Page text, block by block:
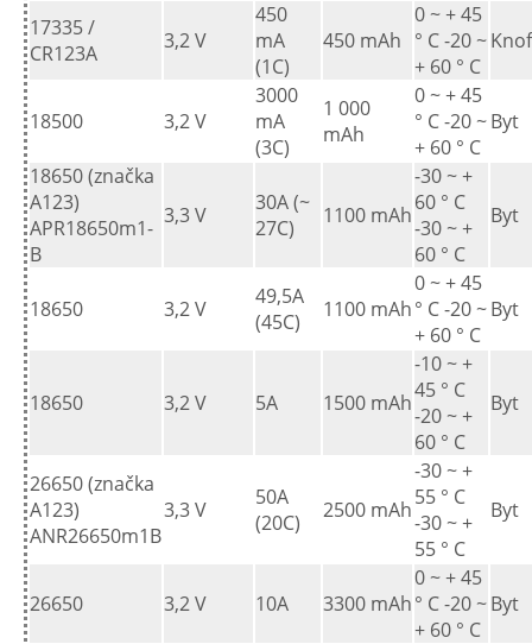
17335 /
CR123A
3,2 V
450
mA
(1C)
450 mAh
0 ~ + 45
° C -20 ~
+ 60 ° C
18500 3,2 V
3000
mA
(3C)
1 000
mAh
0 ~ + 45
° C -20 ~
+ 60 ° C
Byt
18650 (značka
A123)
APR18650m1-
B
3,3 V
30A (~
27C)
1100 mAh
-30 ~ +
60 ° C
-30 ~ +
60 ° C
Byt
18650 3,2 V
49,5A
(45C)
1100 mAh
0 ~ + 45
° C -20 ~
+ 60 ° C
Byt
18650 3,2 V 5A 1500 mAh
-10 ~ +
45 ° C
-20 ~ +
60 ° C
Byt
26650 (značka
A123)
ANR26650m1B
3,3 V
50A
(20C)
2500 mAh
-30 ~ +
55 ° C
-30 ~ +
55 ° C
Byt
26650 3,2 V 10A 3300 mAh
0 ~ + 45
° C -20 ~
+ 60 ° C
Byt